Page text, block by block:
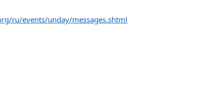
ru/events/unday/messages.shtml